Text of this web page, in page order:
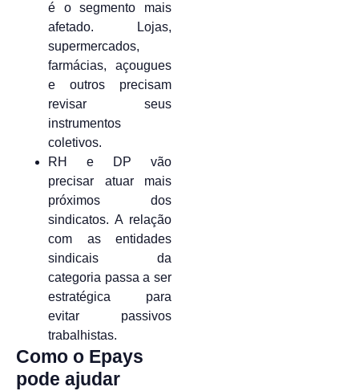
é o segmento mais
afetado. Lojas,
supermercados,
farmácias, açougues
e outros precisam
revisar seus
instrumentos
coletivos.
RH e DP vão
precisar atuar mais
próximos dos
sindicatos. A relação
com as entidades
sindicais da
categoria passa a ser
estratégica para
evitar passivos
trabalhistas.
Como o Epays
pode ajudar